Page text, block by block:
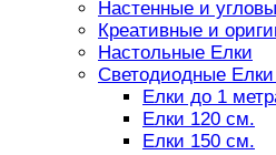
Настенные и
Креативные и
Настольные Елки
Светодиодные
Елки до 1
Елки 120 см.
Елки 150 см.